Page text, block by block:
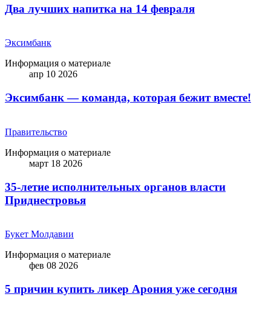
Два лучших напитка на 14 февраля
Эксимбанк
Информация о материале
апр 10 2026
Эксимбанк — команда, которая бежит вместе!
Правительство
Информация о материале
март 18 2026
35-летие исполнительных органов власти
Приднестровья
Букет Молдавии
Информация о материале
фев 08 2026
5 причин купить ликep Арония уже сегодня